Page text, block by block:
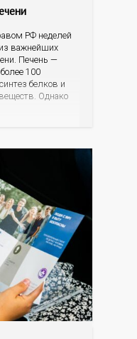
РФ неделей
важнейших
Печень —
100
белков и
Однако